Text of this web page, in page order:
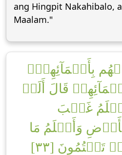
ang Hingpit Nakahibalo,
Maalam."
بِأَسۡمَآئِهِمۡۖ
قَالَ أَلَمۡ
أَعۡلَمُ غَيۡبَ
وَأَعۡلَمُ مَا
تَكۡتُمُونَ [٣٣]